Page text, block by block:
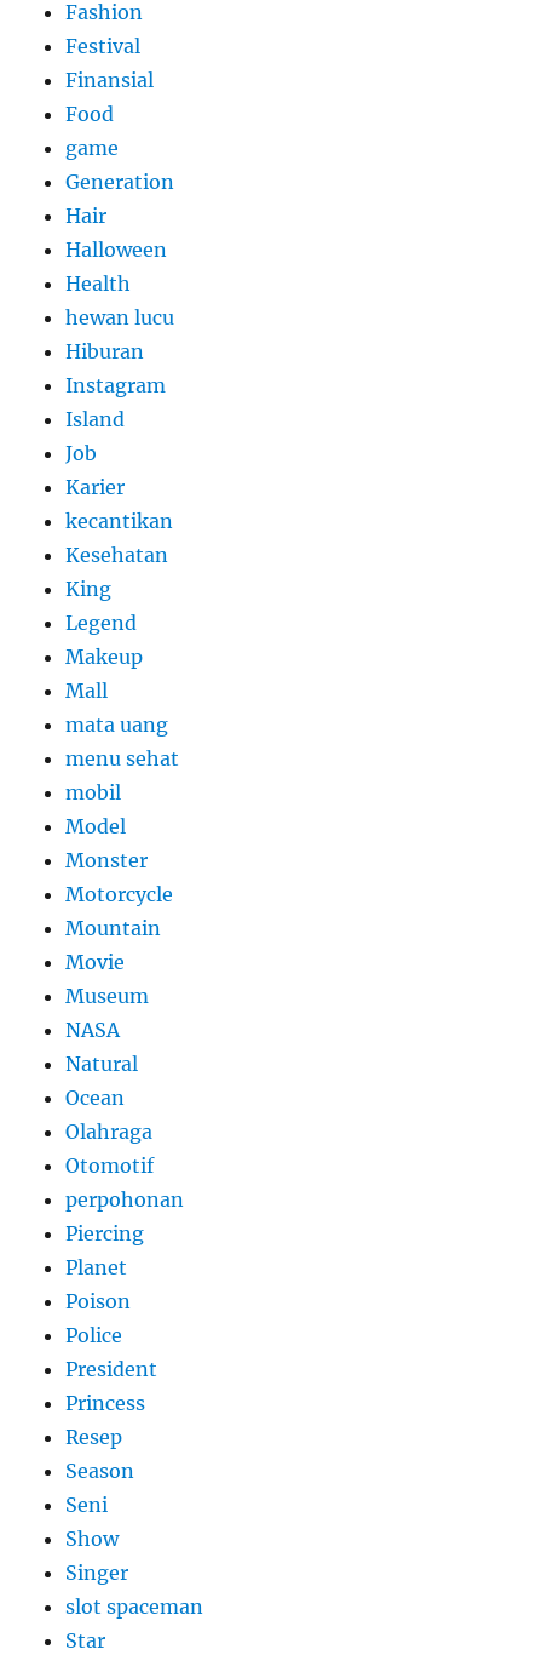
Fashion
Festival
Finansial
Food
game
Generation
Hair
Halloween
Health
hewan lucu
Hiburan
Instagram
Island
Job
Karier
kecantikan
Kesehatan
King
Legend
Makeup
Mall
mata uang
menu sehat
mobil
Model
Monster
Motorcycle
Mountain
Movie
Museum
NASA
Natural
Ocean
Olahraga
Otomotif
perpohonan
Piercing
Planet
Poison
Police
President
Princess
Resep
Season
Seni
Show
Singer
slot spaceman
Star